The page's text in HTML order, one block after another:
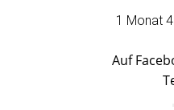
1 Monat
Auf